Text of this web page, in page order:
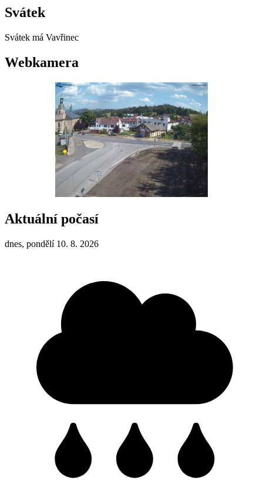
Svátek
Svátek má Vavřinec
Webkamera
Aktuální počasí
dnes, pondělí 10. 8. 2026